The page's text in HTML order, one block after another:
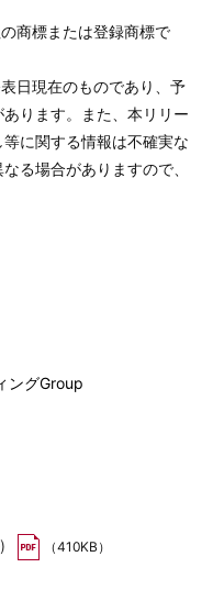
商標または登録商標で
日現在のものであり、予
ります。また、本リリー
に関する情報は不確実な
る場合がありますので、
ングGroup
（410KB）